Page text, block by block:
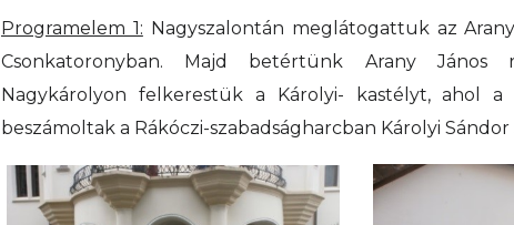
Programelem 1: Nagyszalontán meglátogattuk az
Csonkatoronyban. Majd betértünk Arany János
Nagykárolyon felkerestük a Károlyi- kastélyt, ahol
beszámoltak a Rákóczi-szabadságharcban Károlyi